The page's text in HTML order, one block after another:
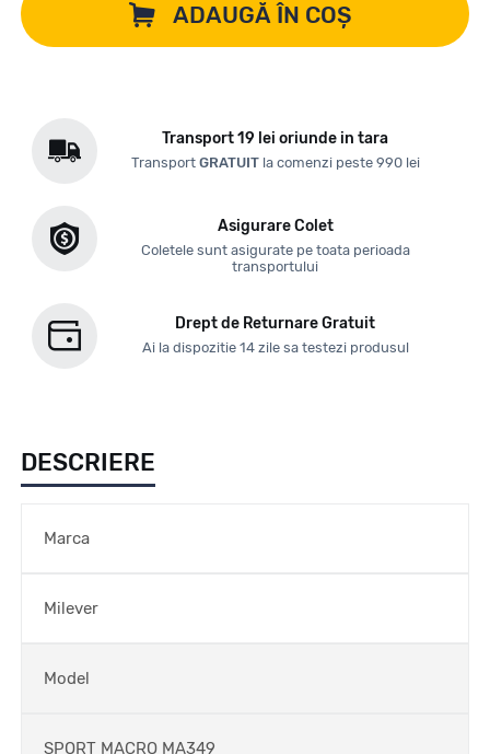
ADAUGĂ ÎN COȘ
Transport 19 lei oriunde in tara
Transport GRATUITla comenzi peste 990 lei
Asigurare Colet
Coletele sunt asigurate pe toata perioada
transportului
Drept de Returnare Gratuit
Ai la dispozitie 14 zile sa testezi produsul
DESCRIERE
Marca
Milever
Model
SPORT MACRO MA349